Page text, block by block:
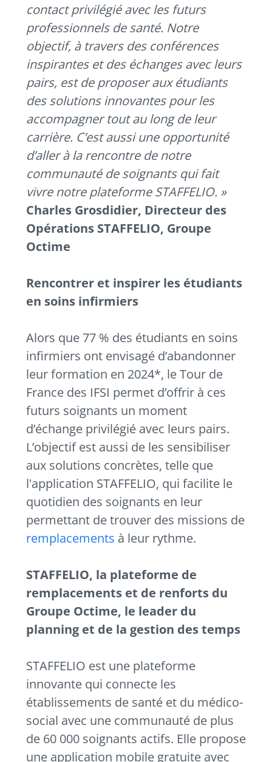
contact privilégié avec les futurs
professionnels de santé. Notre
objectif, à travers des conférences
inspirantes et des échanges avec leurs
pairs, est de proposer aux étudiants
des solutions innovantes pour les
accompagner tout au long de leur
carrière. C’est aussi une opportunité
d’aller à la rencontre de notre
communauté de soignants qui fait
vivre notreplateforme STAFFELIO. »
Charles Grosdidier, Directeur des
Opérations STAFFELIO, Groupe
Octime
Rencontrer et inspirer les étudiants
en soins infirmiers
Alors que 77 % des étudiants en soins
infirmiers ont envisagé d’abandonner
leur formation en 2024*, le Tour de
France des IFSI permet d’offrir à ces
futurs soignants un moment
d’échange privilégié avec leurs pairs.
L’objectif est aussi de les sensibiliser
aux solutions concrètes, telle que
l'application STAFFELIO, qui facilite le
quotidien des soignants en leur
permettant de trouver des missions de
remplacements à leur rythme.
STAFFELIO, la plateforme de
remplacements et de renforts du
Groupe Octime, le leader du
planning et de la gestion des temps
STAFFELIO est une plateforme
innovante qui connecte les
établissements de santé et du médico-
social avec une communauté de plus
de 60 000 soignants actifs. Elle propose
une application mobile gratuite avec